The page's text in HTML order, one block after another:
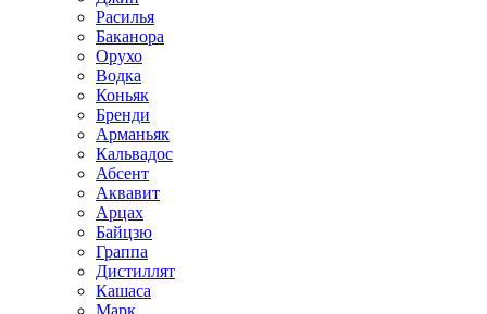
Расилья
Баканора
Орухо
Водка
Коньяк
Бренди
Арманьяк
Кальвадос
Абсент
Аквавит
Арцах
Байцзю
Граппа
Дистиллят
Кашаса
Марк